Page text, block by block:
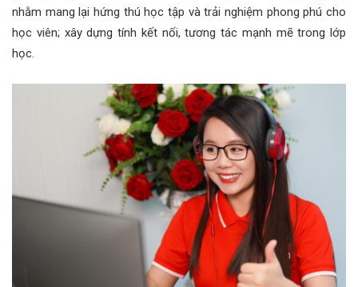
nhằm mang lại hứng thú học tập và trải nghiệm phong phú cho
học viên; xây dựng tính kết nối, tương tác mạnh mẽ trong lớp
học.